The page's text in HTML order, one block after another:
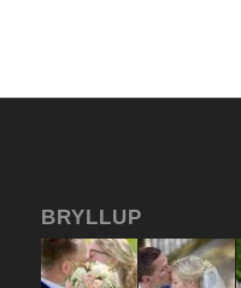
BRYLLUP